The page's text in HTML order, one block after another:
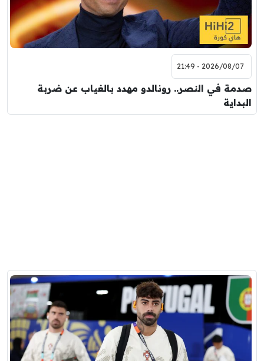
2026/08/07 - 21:49
صدمة في النصر.. رونالدو مهدد بالغياب عن ضربة
البداية